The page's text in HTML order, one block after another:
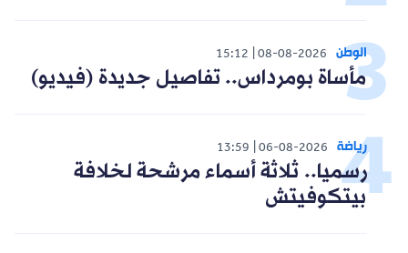
الوطن 08-08-2026
15:12
مأساة بومرداس.. تفاصيل جديدة (فيديو)
رياضة 06-08-2026
13:59
رسميا.. ثلاثة أسماء مرشحة لخلافة
بيتكوفيتش